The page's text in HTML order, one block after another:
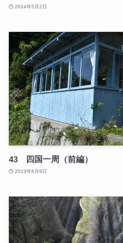
2024年5月2日
43 四国一周（前編）
2023年8月9日